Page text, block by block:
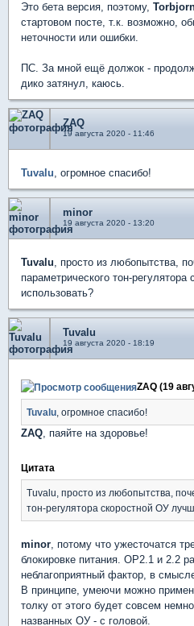
Это бета версия, поэтому,
стартовом посте, т.к. возможно,
неточности или ошибки.
ПС. За мной ещё должок -
дико затянул, каюсь.
ZAQ
19 августа 2020 - 11:46
Tuvalu, огромное спасибо!
minor
19 августа 2020 - 13:20
Tuvalu, просто из любопытства,
параметрического тон-
использовать?
Tuvalu
19 августа 2020 - 18:19
ZAQ (19
Tuvalu , огромное спасибо!
ZAQ, паяйте на здоровье!
Цитата
Tuvalu, просто из любопытства,
тон-регулятора скоростной ОУ
minor, потому что ужесточатся
блокировке питания. OP2.1 и 2.2
неблагоприятный фактор, в
В принципе, умеючи можно
толку от этого будет совсем
названных ОУ - с головой.